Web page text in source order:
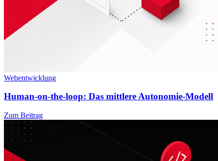
Webentwicklung
Human-on-the-loop: Das mittlere Autonomie-Modell
Zum Beitrag